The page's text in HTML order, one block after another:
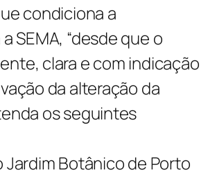
condiciona a
SEMA, “desde que o
clara e com indicação
da alteração da
os seguintes
Botânico de Porto